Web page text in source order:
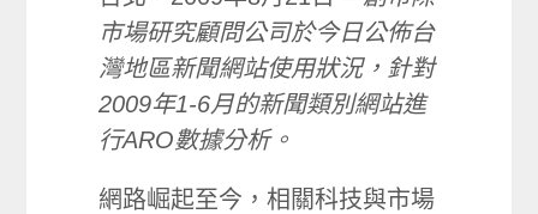
市場研究顧問公司於今日公佈台
灣地區新聞網站使用狀況，針對
2009年1-6月的新聞類別網站進
行ARO數據分析。
網路崛起至今，相關科技與市場